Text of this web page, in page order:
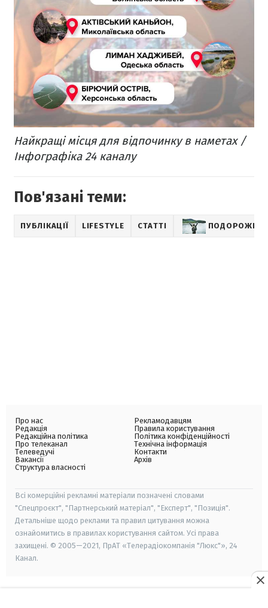
Найкращі місця для відпочинку в наметах /
Інфографіка 24 каналу
Пов'язані теми:
ПУБЛІКАЦІЇ LIFESTYLE СТАТТІ ПОДОРОЖІ
Про нас
Редакція
Редакційна політика
Про телеканал
Телеведучі
Вакансії
Структура власності
Рекламодавцям
Правила користування
Політика конфіденційності
Технічна інформація
Контакти
Архів
Всі комерційні рекламні матеріали позначені словами
"Спецпроєкт", "Партнерський матеріал", "Експерт", "Позиція".
Детальніше щодо реклами та правил цитування можна
ознайомитись в правилах користування сайтом. Усі права
захищені. © 2005—2021, ПрАТ «Телерадіокомпанія "Люкс"», 24
Канал.